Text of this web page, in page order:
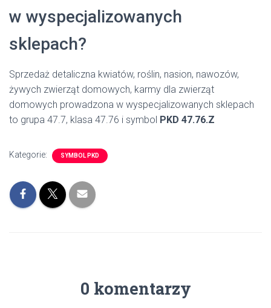
w wyspecjalizowanych
sklepach?
Sprzedaż detaliczna kwiatów, roślin, nasion, nawozów,
żywych zwierząt domowych, karmy dla zwierząt
domowych prowadzona w wyspecjalizowanych sklepach
to grupa 47.7, klasa 47.76 i symbol PKD 47.76.Z
Kategorie: SYMBOL PKD
0 komentarzy